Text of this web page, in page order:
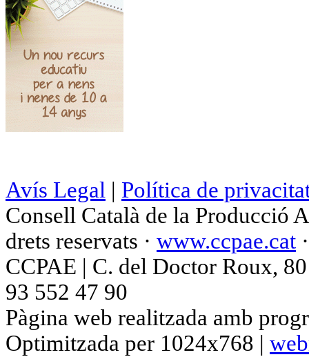
Avís Legal | Política de
Consell Català de la Producció
drets reservats · www.ccpae.cat
CCPAE | C. del Doctor Roux,
93 552 47 90
Pàgina web realitzada amb
Optimitzada per 1024x768 |